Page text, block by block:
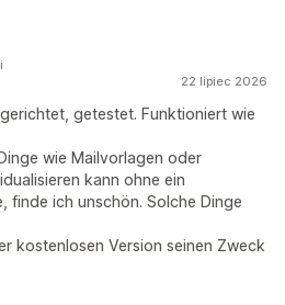
22 lipiec 2026
getestet. Funktioniert wie
wie Mailvorlagen oder
kann ohne ein
finde ich unschön. Solche Dinge
kostenlosen Version seinen Zweck